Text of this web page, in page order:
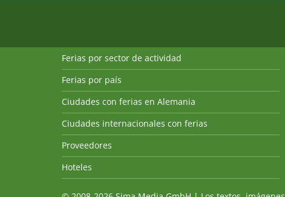
Ferias por sector de actividad
Ferias por país
Ciudades con ferias en Alemania
Ciudades internacionales con ferias
Proveedores
Hoteles